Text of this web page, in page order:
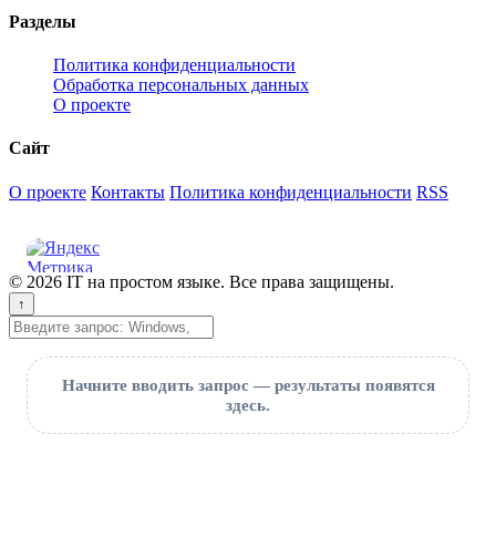
Разделы
Политика конфиденциальности
Обработка персональных данных
О проекте
Сайт
О проекте Контакты Политика конфиденциальности RSS
© 2026 IT на простом языке. Все права защищены.
↑
Поиск
Начните вводить запрос — результаты появятся
здесь.